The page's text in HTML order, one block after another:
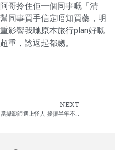
哥拎住佢一個同事嘅「清
同事買手信定唔知買藥，明
影響我哋原本旅行plan好嘅
重，諗返起都嬲。
NEXT